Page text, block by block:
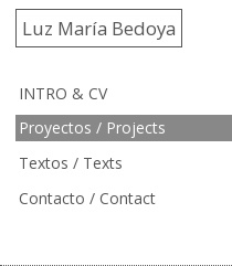
Luz María Bedoya
INTRO & CV
Proyectos / Projects
Textos / Texts
Contacto / Contact